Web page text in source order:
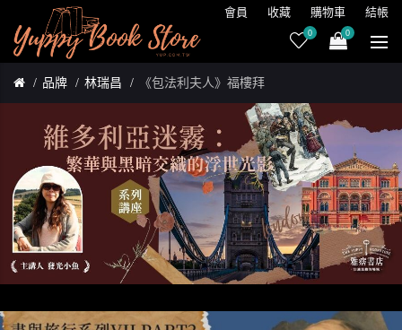
會員 收藏 購物車 結帳
0 0
品牌 林瑞昌 《包法利夫人》福樓拜